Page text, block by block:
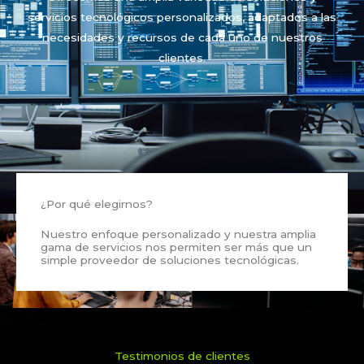
servicios tecnológicos personalizados, adaptados a las
necesidades y recursos de cada uno de nuestros
clientes.
¿Por qué elegirnos?
Nuestro enfoque personalizado y nuestra amplia
gama de servicios nos permiten ser más que un
simple proveedor de soluciones tecnológicas.
Testimonios de clientes